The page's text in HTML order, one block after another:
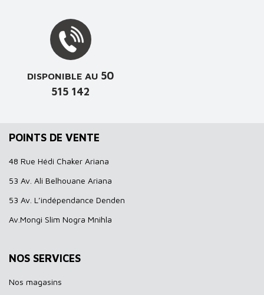
DISPONIBLE AU 50
515 142
POINTS DE VENTE
48 Rue Hédi Chaker Ariana
53 Av. Ali Belhouane Ariana
53 Av. L’indépendance Denden
Av.Mongi Slim Nogra Mnihla
NOS SERVICES
Nos magasins